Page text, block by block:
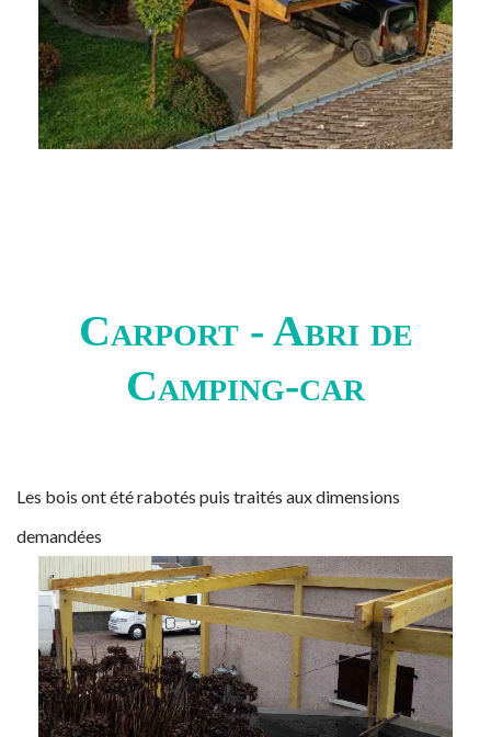
Carport - Abri de
Camping-car
Les bois ont été rabotés puis traités aux dimensions
demandées